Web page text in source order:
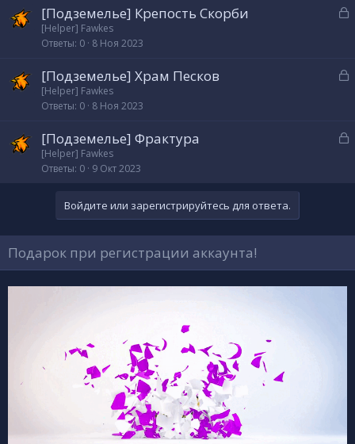
З
[Подземелье] Крепость Скорби
[Helper] Fawkes
Ответы 0 8 Ноя 2023
З
[Подземелье] Храм Песков
[Helper] Fawkes
Ответы 0 8 Ноя 2023
З
а
[Подземелье] Фрактура
[Helper] Fawkes
Ответы 0 9 Окт 2023
Войдите или зарегистрируйтесь для ответа.
Подарок при регистрации аккаунта!